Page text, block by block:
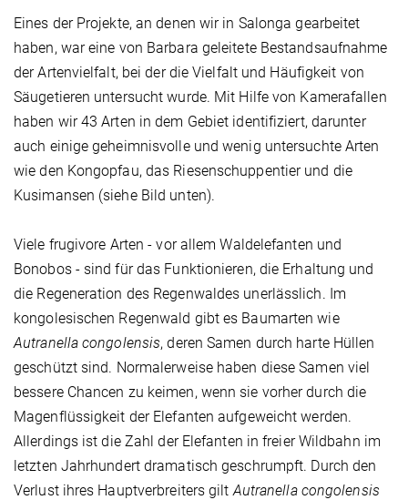
Eines der Projekte, an denen wir in Salonga gearbeitet
haben, war eine von Barbara geleitete Bestandsaufnahme
der Artenvielfalt, bei der die Vielfalt und Häufigkeit von
Säugetieren untersucht wurde. Mit Hilfe von Kamerafallen
haben wir 43 Arten in dem Gebiet identifiziert, darunter
auch einige geheimnisvolle und wenig untersuchte Arten
wie den Kongopfau, das Riesenschuppentier und die
Kusimansen (siehe Bild unten).
Viele frugivore Arten - vor allem Waldelefanten und
Bonobos - sind für das Funktionieren, die Erhaltung und
die Regeneration des Regenwaldes unerlässlich. Im
kongolesischen Regenwald gibt es Baumarten wie
Autranella congolensis, deren Samen durch harte Hüllen
geschützt sind. Normalerweise haben diese Samen viel
bessere Chancen zu keimen, wenn sie vorher durch die
Magenflüssigkeit der Elefanten aufgeweicht werden.
Allerdings ist die Zahl der Elefanten in freier Wildbahn im
letzten Jahrhundert dramatisch geschrumpft. Durch den
Verlust ihres Hauptverbreiters gilt Autranella congolensis